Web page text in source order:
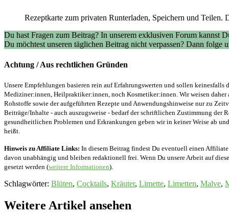
Rezeptkarte zum privaten Runterladen, Speichern und
Du hast Fragen zum Beitrag? In unserem exklusiven Forum kannst
Du möchtest unseren täglichen Beitrag nicht verpassen? Dann folge
Achtung / Aus rechtlichen Gründen
Unsere Empfehlungen basieren rein auf Erfahrungswerten und sollen
Mediziner:innen, Heilpraktiker:innen, noch Kosmetiker:innen. Wir weisen daher
Rohstoffe sowie der aufgeführten Rezepte und Anwendungshinweise nur zu
Beiträge/Inhalte - auch auszugsweise - bedarf der schriftlichen Zustimmung
gesundheitlichen Problemen und Erkrankungen geben wir in keiner Weise ab
heißt.
Hinweis zu Affiliate Links: In diesem Beitrag findest Du eventuell einen
davon unabhängig und bleiben redaktionell frei. Wenn Du unsere Arbeit auf
gesetzt werden (weitere Informationen).
Schlagwörter: Blüten, Cocktails, Kräuter, Limette, Limetten, Malve,
Weitere Artikel ansehen